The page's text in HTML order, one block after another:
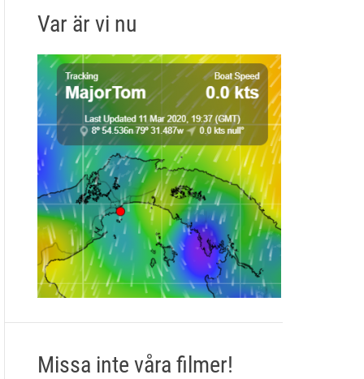
Var är vi nu
Missa inte våra filmer!